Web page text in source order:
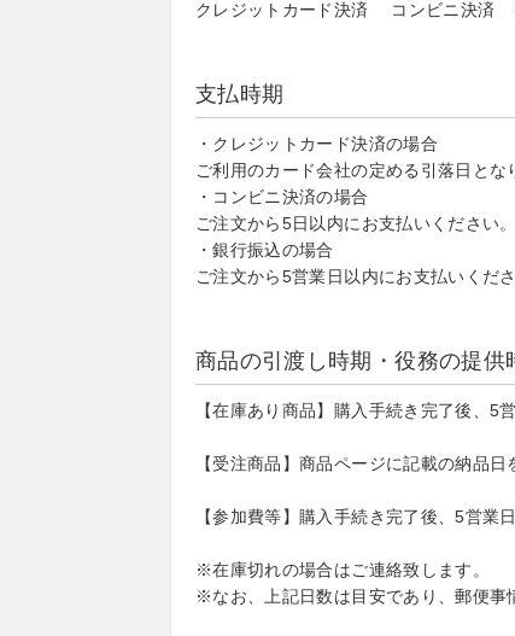
クレジットカード決済 コンビニ決済
支払時期
・クレジットカード決済の場合
ご利用のカード会社の定める引落日とな
・コンビニ決済の場合
ご注文から5日以内にお支払いください。
・銀行振込の場合
ご注文から5営業日以内にお支払いくださ
商品の引渡し時期・役務の提供
【在庫あり商品】購入手続き完了後、5
【受注商品】商品ページに記載の納品日
【参加費等】購入手続き完了後、5営業
※在庫切れの場合はご連絡致します。
※なお、上記日数は目安であり、郵便事